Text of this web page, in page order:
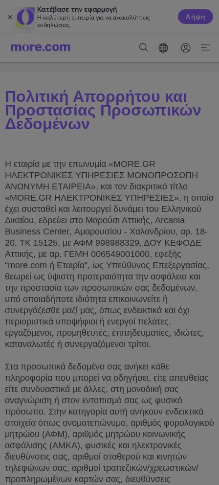
Κατέβασε την εφαρμογή
Η καλύτερη εμπειρία για να ανακαλύπτεις
εκδηλώσεις.
Λήψη
Πολιτική Απορρήτου και
Προστασίας Προσωπικών
Δεδομένων
Η εταιρία με την επωνυμία «MORE.GR
ΗΛΕΚΤΡΟΝΙΚΕΣ ΥΠΗΡΕΣΙΕΣ ΜΟΝΟΠΡΟΣΩΠΗ
ΑΝΩΝΥΜΗ ΕΤΑΙΡΕΙΑ», και τον διακριτικό τίτλο
«MORE.GR ΗΛΕΚΤΡΟΝΙΚΕΣ ΥΠΗΡΕΣΙΕΣ», η οποία
έχει συσταθεί και λειτουργεί δυνάμει του Ελληνικού
Δικαίου, εδρεύει στο Μαρούσι Αττικής, Arcania
Business Center, Αμαρουσίου - Χαλανδρίου, αρ. 18-
20, TK 15125, με ΑΦΜ 998988329, ΔΟΥ ΚΕΦΟΔΕ
Αττικής, με αρ. ΓΕΜΗ 006549001000, εφεξής
“more.com ή Eταιρία”, ως Υπεύθυνος Επεξεργασίας,
θεωρεί ως ύψιστη προτεραιότητα την ασφάλεια και
την προστασία των προσωπικών σας δεδομένων,
υπό οποιαδήποτε ιδιότητα επικοινωνείτε ή
συνεργάζεσθε μαζί μας, όπως ενδεικτικά και όχι
περιοριστικά υποψήφιοι ή ενεργοί πελάτες,
εργαζόμενοι, προμηθευτές, επιτηδευματίες, ιδιώτες,
καταναλωτές ή συνεργαζόμενοι τρίτοι.
Στα προσωπικά δεδομένα σας ανήκει κάθε
πληροφορία που μπορεί να οδηγήσει, είτε απευθείας
είτε συνδυαστικά με άλλες, στη μοναδική σας
αναγνώριση ή στον εντοπισμό σας ως φυσικό
πρόσωπο. Στην κατηγορία αυτή ανήκουν ενδεικτικά
στοιχεία όπως ονοματεπώνυμο, αριθμός φορολογικού
μητρώου (ΑΦΜ), αριθμός μητρώου κοινωνικής
ασφάλισης (ΑΜΚΑ), φυσικές και ηλεκτρονικές
διευθύνσεις σας, αριθμοί σταθερού και κινητών
τηλεφώνων σας, αριθμοί τραπεζικών/χρεωστικών/
προπληρωμένων καρτών σας, διευθύνσεις